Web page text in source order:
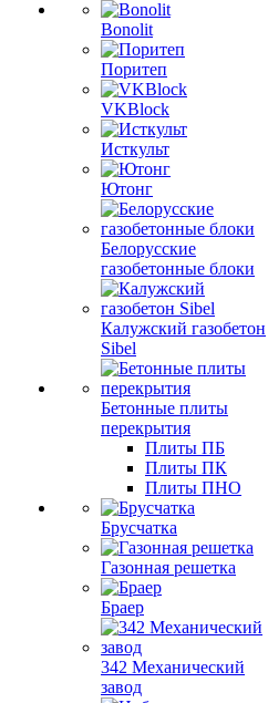
Bonolit
Поритеп
VKBlock
Исткульт
Ютонг
Белорусские
газобетонные блоки
Калужский газобетон
Sibel
Бетонные плиты
перекрытия
Плиты ПБ
Плиты ПК
Плиты ПНО
Брусчатка
Газонная решетка
Браер
342 Механический
завод